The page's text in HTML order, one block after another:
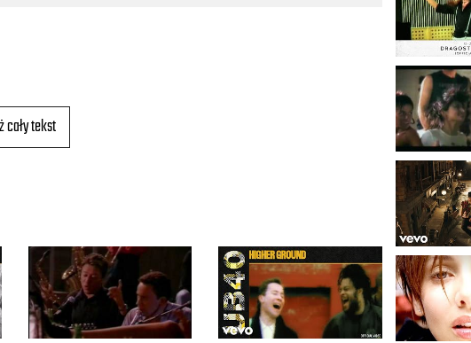
cały tekst